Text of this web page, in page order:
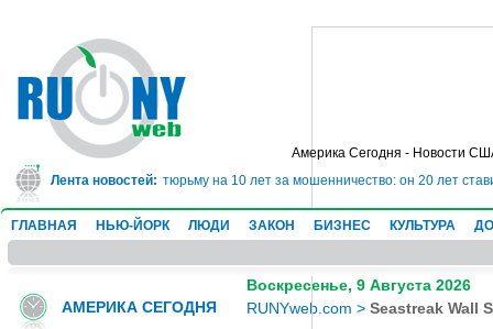
Америка Сегодня - Новости
Лента новостей:
ревматолог сядет в тюрьму на 10 лет за мошенничество: он 20 лет
ГЛАВНАЯ НЬЮ-ЙОРК ЛЮДИ ЗАКОН БИЗНЕС КУЛЬТУРА
АМЕРИКА СЕГОДНЯ
Воскресенье, 9 Августа 2026
RUNYweb.com > Seastreak Wall